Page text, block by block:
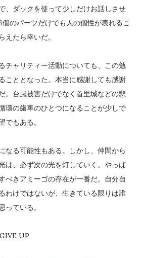
、ダックを使って少しだけお話しさせ
のパーツだけでも人の個性が表れるこ
えたら幸いだ。
チャリティー活動についても、この勉
こととなった。本当に感謝しても感謝
。台風被害だけでなく首里城などの悲
環の歯車のひとつになることが少しで
でもある。
なる可能性もある。しかし、仲間から
は、必ず次の光を灯していく。やっぱ
べきアミーゴの存在が一番だ。自分自
わけではないが、生きている限りは誰
っている。
UP